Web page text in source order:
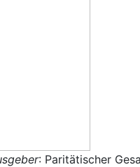
: Paritätischer